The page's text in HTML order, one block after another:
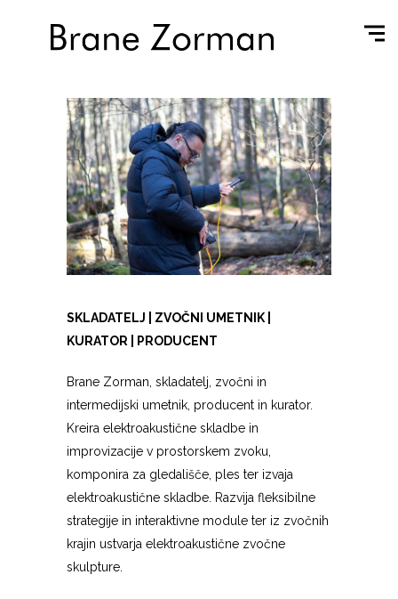
SKLADATELJ | ZVOČNI UMETNIK |
KURATOR | PRODUCENT
Brane Zorman, skladatelj, zvočni in
intermedijski umetnik, producent in kurator.
Kreira elektroakustične skladbe in
improvizacije v prostorskem zvoku,
komponira za gledališče, ples ter izvaja
elektroakustične skladbe. Razvija fleksibilne
strategije in interaktivne module ter iz zvočnih
krajin ustvarja elektroakustične zvočne
skulpture.